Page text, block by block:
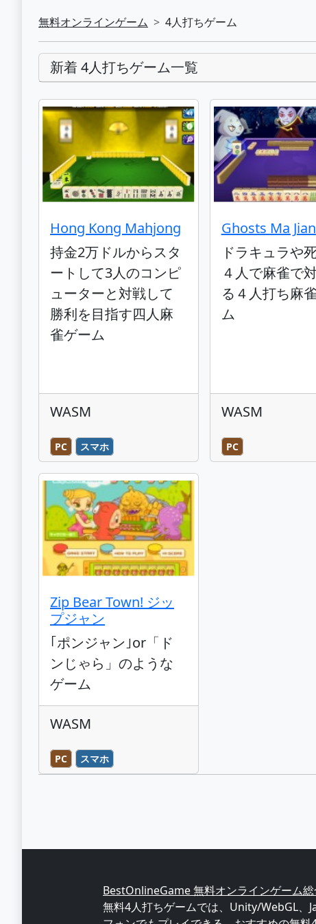
無料オンラインゲーム 4人打ちゲーム
新着 4人打ちゲーム一覧
Hong Kong Mahjong
持金2万ドルからスタ
ートして3人のコンピ
ューターと対戦して
勝利を目指す四人麻
雀ゲーム
WASM
PC スマホ
Ghosts Ma
ドラキュラや
４人で麻雀で
る４人打ち麻
ム
WASM
PC
Zip Bear Town! ジッ
プジャン
｢ポンジャン｣or「ド
ンじゃら」のような
ゲーム
WASM
PC スマホ
BestOnlineGame 無料オンラインゲーム総
無料4人打ちゲームでは、Unity/WebGL、